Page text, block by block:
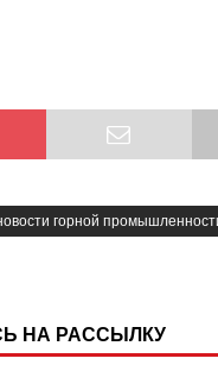
горной
НА РАССЫЛКУ